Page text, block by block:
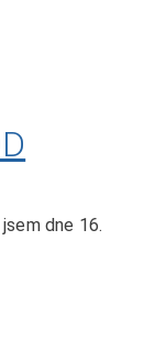
dne 16.